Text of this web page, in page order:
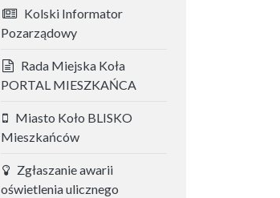
Kolski Informator
Pozarządowy
Rada Miejska Koła
PORTAL MIESZKAŃCA
Miasto Koło BLISKO
Mieszkańców
Zgłaszanie awarii
oświetlenia ulicznego